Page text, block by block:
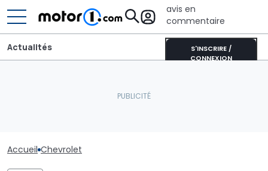
avis en
commentaire
S'INSCRIRE /
CONNEXION
Actualités
Accueil Chevrolet